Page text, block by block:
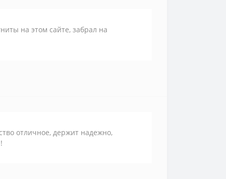
на этом сайте, забрал на
отличное, держит надежно,